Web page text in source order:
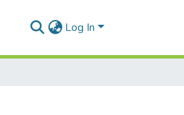
Log In